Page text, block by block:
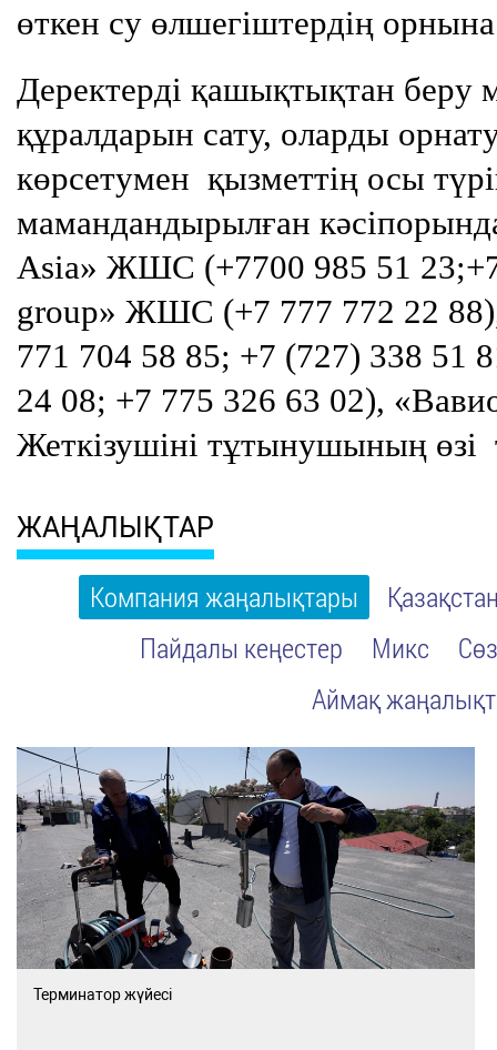
өткен су өлшегіштердің
Деректерді қашықтықтан беру
құралдарын сату, оларды
көрсетумен қызметтің осы
мамандандырылған
Asia» ЖШС (+7700 985 51
group» ЖШС (+7 777 772 22 88
771 704 58 85; +7 (727) 338
24 08; +7 775 326 63 02),
Жеткізушіні тұтынушының өзі
ЖАҢАЛЫҚТАР
Компания жаңалықтары
Пайдалы кеңестер
Микс
Аймақ
Терминатор жүйесі